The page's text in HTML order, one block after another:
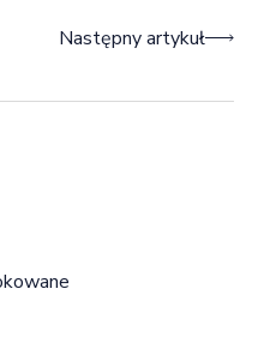
Następny artykuł